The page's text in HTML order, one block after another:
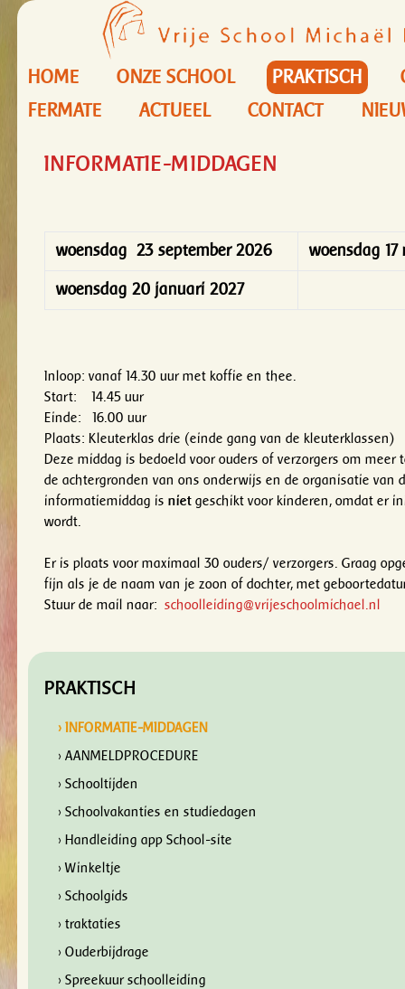
HOME ONZE SCHOOL PRAKTISCH
FERMATE
ACTUEEL CONTACT
INFORMATIE-MIDDAGEN
woensdag 23 september 2026 woensdag
woensdag 20 januari 2027
Inloop: vanaf 14.30 uur met koffie en thee.
Start: 14.45 uur
Einde: 16.00 uur
Plaats: Kleuterklas drie (einde gang van de kleuterklassen)
Deze middag is bedoeld voor ouders of verzorgers om meer
de achtergronden van ons onderwijs en de organisatie van
informatiemiddag isniet geschikt voor kinderen, omdat er
wordt.
Er is plaats voor maximaal 30 ouders/ verzorgers. Graag
fijn als je de naam van je zoon of dochter, met
Stuur de mail naar: schoolleiding@vrijeschoolmichael.nl
PRAKTISCH
› INFORMATIE-MIDDAGEN
› AANMELDPROCEDURE
› Schooltijden
› Schoolvakanties en studiedagen
› Handleiding app School-site
› Winkeltje
› Schoolgids
› traktaties
› Ouderbijdrage
› Spreekuur schoolleiding